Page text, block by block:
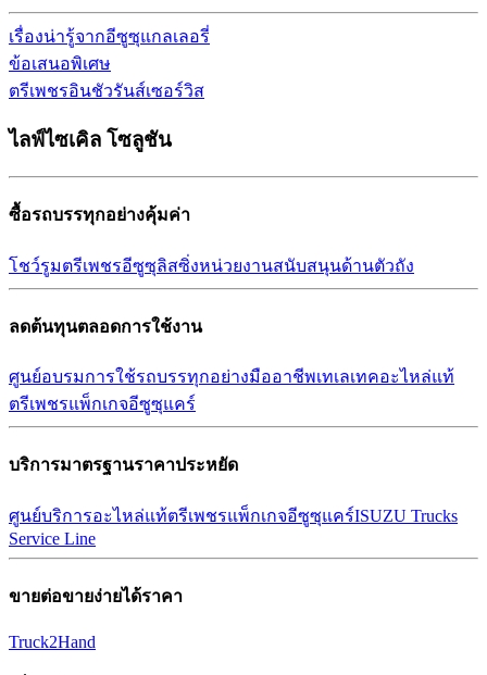
เรื่องน่ารู้จากอีซูซุแกลเลอรี่
ข้อเสนอพิเศษ
ตรีเพชรอินชัวรันส์เซอร์วิส
ไลฟ์ไซเคิล โซลูชัน
ซื้อรถบรรทุกอย่างคุ้มค่า
โชว์รูมตรีเพชรอีซูซุลิสซิ่งหน่วยงานสนับสนุนด้านตัวถัง
ลดต้นทุนตลอดการใช้งาน
ศูนย์อบรมการใช้รถบรรทุกอย่างมืออาชีพเทเลเทคอะไหล่แท้
ตรีเพชรแพ็กเกจอีซูซุแคร์
บริการมาตรฐานราคาประหยัด
ศูนย์บริการอะไหล่แท้ตรีเพชรแพ็กเกจอีซูซุแคร์ISUZU Trucks
Service Line
ขายต่อขายง่ายได้ราคา
Truck2Hand